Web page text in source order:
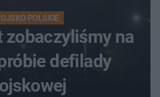
POLSKIE
zobaczyliśmy na
defilady